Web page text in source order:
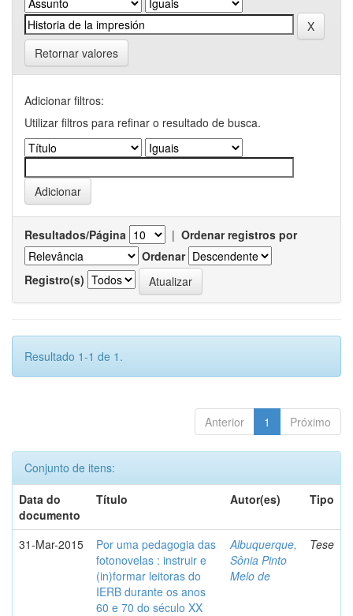
Retornar valores
Adicionar filtros:
Utilizar filtros para refinar o resultado de busca.
Resultados/Página | Ordenar registros por
Ordenar
Registro(s)
Resultado 1-1 de 1.
Anterior 1 Próximo
Conjunto de itens:
Data do
documento
Título Autor(es) Tipo
31-Mar-2015
Por uma pedagogia das
fotonovelas : instruir e
(in)formar leitoras do
IERB durante os anos
60 e 70 do século XX
Albuquerque,
Sônia Pinto
Melo de
Tese